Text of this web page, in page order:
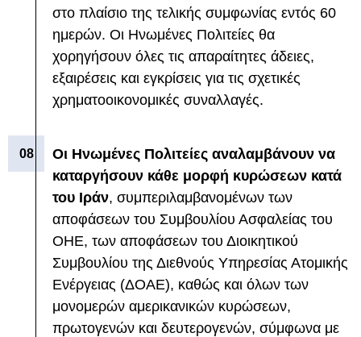
στο πλαίσιο της τελικής συμφωνίας εντός 60
ημερών. Οι Ηνωμένες Πολιτείες θα
χορηγήσουν όλες τις απαραίτητες άδειες,
εξαιρέσεις και εγκρίσεις για τις σχετικές
χρηματοοικονομικές συναλλαγές.
Οι Ηνωμένες Πολιτείες αναλαμβάνουν να
καταργήσουν κάθε μορφή κυρώσεων κατά
του Ιράν, συμπεριλαμβανομένων των
αποφάσεων του Συμβουλίου Ασφαλείας του
ΟΗΕ, των αποφάσεων του Διοικητικού
Συμβουλίου της Διεθνούς Υπηρεσίας Ατομικής
Ενέργειας (ΔΟΑΕ), καθώς και όλων των
μονομερών αμερικανικών κυρώσεων,
πρωτογενών και δευτερογενών, σύμφωνα με